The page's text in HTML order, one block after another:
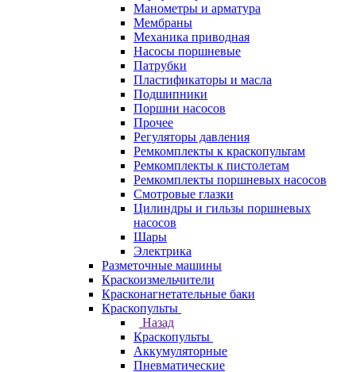
Манометры и арматура
Мембраны
Механика приводная
Насосы поршневые
Патрубки
Пластификаторы и масла
Подшипники
Поршни насосов
Прочее
Регуляторы давления
Ремкомплекты к краскопультам
Ремкомплекты к пистолетам
Ремкомплекты поршневых насосов
Смотровые глазки
Цилиндры и гильзы поршневых
насосов
Шары
Электрика
Разметочные машины
Краскоизмельчители
Красконагнетательные баки
Краскопульты
Назад
Краскопульты
Аккумуляторные
Пневматические